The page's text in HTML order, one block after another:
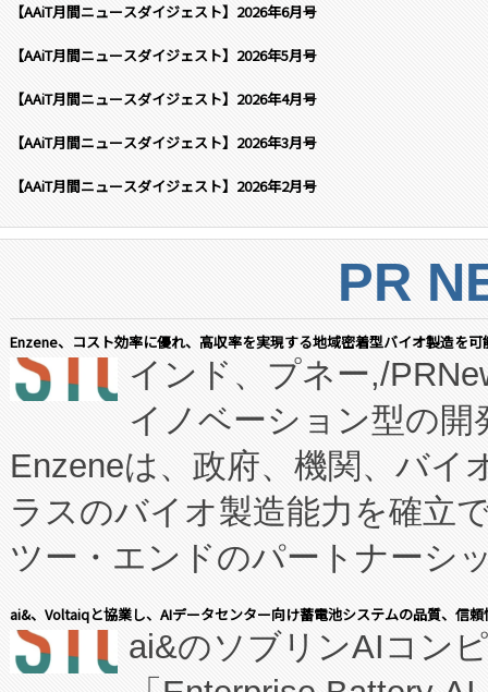
【AAiT月間ニュースダイジェスト】2026年6月号
【AAiT月間ニュースダイジェスト】2026年5月号
【AAiT月間ニュースダイジェスト】2026年4月号
【AAiT月間ニュースダイジェスト】2026年3月号
【AAiT月間ニュースダイジェスト】2026年2月号
PR
Enzene、コスト効率に優れ、高収率を実現する地域密着型バイオ製造を
インド、プネー,/
イノベーション型の
Enzeneは、政府、機関、バイ
ラスのバイオ製造能力を確立
ツー・エンドのパートナーシ
表しました。 同社の実績ある
manufacturing™ (FCCM™) プ
ai&、Voltaiqと協業し、AIデータセンター向け蓄電池システムの品質、信
ai&のソブリンAIコン